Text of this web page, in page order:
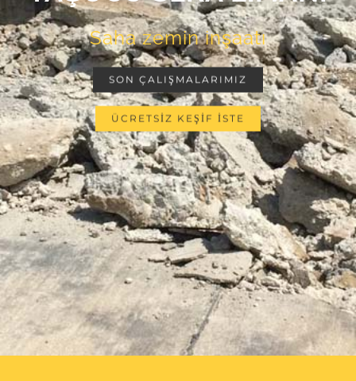
Saha zemin inşaatı
SON ÇALIŞMALARIMIZ
ÜCRETSİZ KEŞİF İSTE